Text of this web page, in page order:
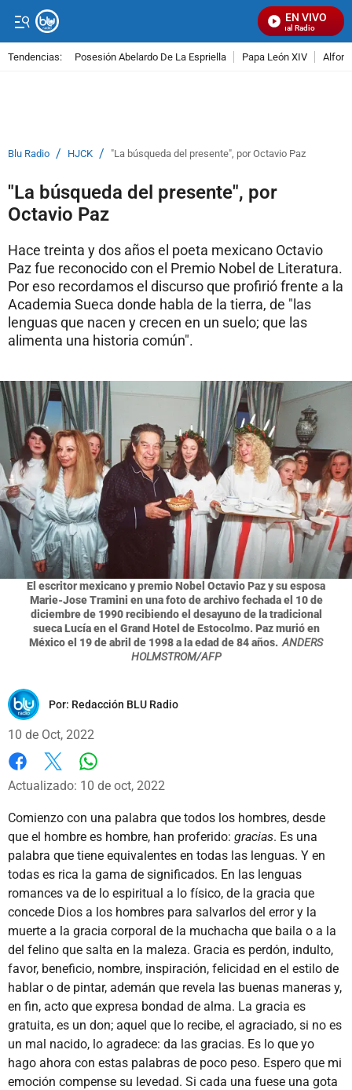
EN VIVO
Señal Visual Radio
Tendencias: Posesión Abelardo De La Espriella Papa León XIV
Blu Radio / HJCK / "La búsqueda del presente", por Octavio Paz
"La búsqueda del presente", por
Octavio Paz
Hace treinta y dos años el poeta mexicano Octavio
Paz fue reconocido con el Premio Nobel de Literatura.
Por eso recordamos el discurso que profirió frente a la
Academia Sueca donde habla de la tierra, de "las
lenguas que nacen y crecen en un suelo; que las
alimenta una historia común".
El escritor mexicano y premio Nobel Octavio Paz y su esposa
Marie-Jose Tramini en una foto de archivo fechada el 10 de
diciembre de 1990 recibiendo el desayuno de la tradicional
sueca Lucía en el Grand Hotel de Estocolmo. Paz murió en
México el 19 de abril de 1998 a la edad de 84 años. ANDERS
HOLMSTROM/AFP
Por: Redacción BLU Radio
10 de Oct, 2022
Facebook
X
Actualizado: 10 de oct, 2022
Comienzo con una palabra que todos los hombres, desde
que el hombre es hombre, han proferido: gracias. Es una
palabra que tiene equivalentes en todas las lenguas. Y en
todas es rica la gama de significados. En las lenguas
romances va de lo espiritual a lo físico, de la gracia que
concede Dios a los hombres para salvarlos del error y la
muerte a la gracia corporal de la muchacha que baila o a la
del felino que salta en la maleza. Gracia es perdón, indulto,
favor, beneficio, nombre, inspiración, felicidad en el estilo de
hablar o de pintar, ademán que revela las buenas maneras y,
en fin, acto que expresa bondad de alma. La gracia es
gratuita, es un don; aquel que lo recibe, el agraciado, si no es
un mal nacido, lo agradece: da las gracias. Es lo que yo
hago ahora con estas palabras de poco peso. Espero que mi
emoción compense su levedad. Si cada una fuese una gota